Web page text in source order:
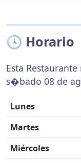
🕓 Horario
Esta
s�bado 08 de
Lunes
Martes
Miércoles